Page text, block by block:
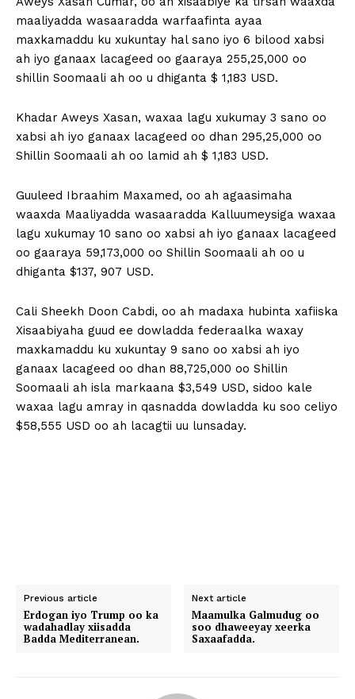
maaliyadda wasaaradda warfaafinta ayaa
maxkamaddu ku xukuntay hal sano iyo 6 bilood xabsi
ah iyo ganaax lacageed oo gaaraya 255,25,000 oo
shillin Soomaali ah oo u dhiganta $ 1,183 USD.
Khadar Aweys Xasan, waxaa lagu xukumay 3 sano oo
xabsi ah iyo ganaax lacageed oo dhan 295,25,000 oo
Shillin Soomaali ah oo lamid ah $ 1,183 USD.
Guuleed Ibraahim Maxamed, oo ah agaasimaha
waaxda Maaliyadda wasaaradda Kalluumeysiga waxaa
lagu xukumay 10 sano oo xabsi ah iyo ganaax lacageed
oo gaaraya 59,173,000 oo Shillin Soomaali ah oo u
dhiganta $137, 907 USD.
Cali Sheekh Doon Cabdi, oo ah madaxa hubinta xafiiska
Xisaabiyaha guud ee dowladda federaalka waxay
maxkamaddu ku xukuntay 9 sano oo xabsi ah iyo
ganaax lacageed oo dhan 88,725,000 oo Shillin
Soomaali ah isla markaana $3,549 USD, sidoo kale
waxaa lagu amray in qasnadda dowladda ku soo celiyo
$58,555 USD oo ah lacagtii uu lunsaday.
Previous article
Erdogan iyo Trump oo ka
wadahadlay xiisadda
Badda Mediterranean.
Next article
Maamulka Galmudug oo
soo dhaweeyay xeerka
Saxaafadda.